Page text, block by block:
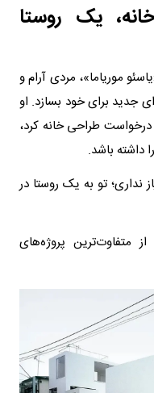
یک روستا
موریاما»، مردی آرام و
جدید برای خود بسازد. او
درخواست طراحی خانه کرد،
داشته باشد.
نداری؛ تو به یک روستا در
متفاوت‌ترین پروژه‌های